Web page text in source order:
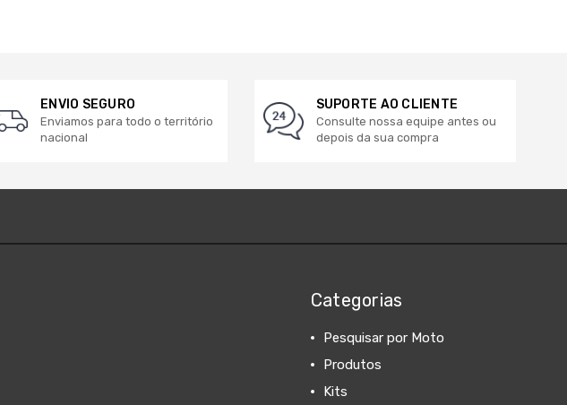
ENVIO SEGURO
Enviamos para todo o território
nacional
SUPORTE AO CLIENTE
Consulte nossa equipe antes ou
depois da sua compra
Categorias
Pesquisar por Moto
Produtos
Kits